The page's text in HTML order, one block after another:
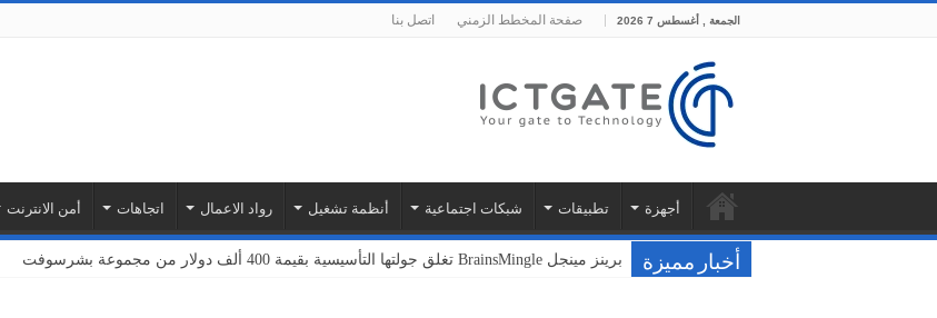
الجمعة , أغسطس 7 2026 صفحة المخطط الزمني اتصل بنا
أجهزة تطبيقات شبكات اجتماعية أنظمة تشغيل رواد الاعمال اتجاهات أمن الانترنت
أخبار مميزة برينز مينجل BrainsMingle تغلق جولتها التأسيسية بقيمة 400 ألف دولار من مجموعة بشرسوفت
فودافون ونوكيا تختبران سحابة أمازون ويب سيرفيسز لتوسيع نطاق خدمات إنترنت الأشياء